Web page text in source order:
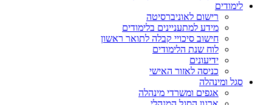
לימודים
רישום לאוניברסיטה
מידע למתעניינים בלימודים
חישוב סיכויי קבלה לתואר ראשון
לוח שנת הלימודים
ידיעונים
כניסה לאזור האישי
סגל ומינהלה
אגפים ומשרדי מינהלה